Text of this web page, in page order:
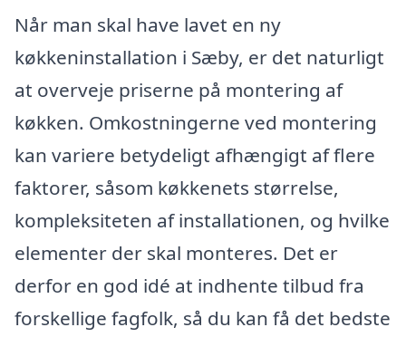
Når man skal have lavet en ny
køkkeninstallation i Sæby, er det naturligt
at overveje priserne på montering af
køkken. Omkostningerne ved montering
kan variere betydeligt afhængigt af flere
faktorer, såsom køkkenets størrelse,
kompleksiteten af installationen, og hvilke
elementer der skal monteres. Det er
derfor en god idé at indhente tilbud fra
forskellige fagfolk, så du kan få det bedste